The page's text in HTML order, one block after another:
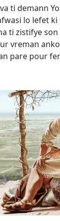
ti demann
lo lefet ki
ti zistifye
vreman
pare pour